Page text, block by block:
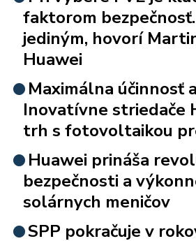
faktorom
jediným, hovorí
Huawei
Maximálna účinnosť
Inovatívne striedače
trh s fotovoltaikou
Huawei prináša
bezpečnosti a
solárnych meničov
SPP pokračuje v